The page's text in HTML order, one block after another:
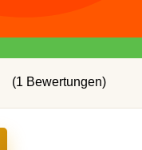
(1 Bewertungen)